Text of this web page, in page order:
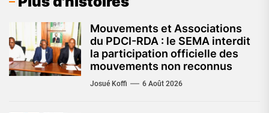
Mouvements et Associations
du PDCI-RDA : le SEMA interdit
la participation officielle des
mouvements non reconnus
Josué Koffi 6 Août 2026